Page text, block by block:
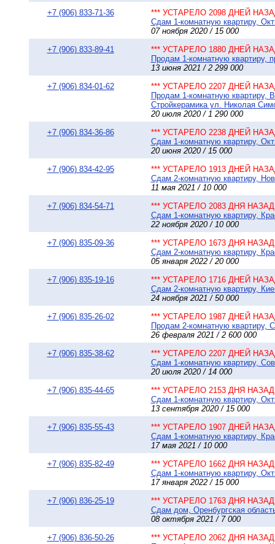
+7 (906) 833-71-36
*** УСТАРЕЛО 2098 ДНЕЙ
Сдам 1-комнатную квартиру,
07 ноября 2020 / 15 000
+7 (906) 833-89-41
*** УСТАРЕЛО 1880 ДНЕЙ
Продам 1-комнатную квартиру,
13 июня 2021 / 2 299 000
+7 (906) 834-01-62
*** УСТАРЕЛО 2207 ДНЕЙ
Продам 1-комнатную квартиру,
Стройкерамика ул. Николая
20 июля 2020 / 1 290 000
+7 (906) 834-36-86
*** УСТАРЕЛО 2238 ДНЕЙ
Сдам 1-комнатную квартиру,
20 июня 2020 / 15 000
+7 (906) 834-42-95
*** УСТАРЕЛО 1913 ДНЕЙ
Сдам 2-комнатную квартиру,
11 мая 2021 / 10 000
+7 (906) 834-54-71
*** УСТАРЕЛО 2083 ДНЯ НАЗАД
Сдам 1-комнатную квартиру,
22 ноября 2020 / 10 000
+7 (906) 835-09-36
*** УСТАРЕЛО 1673 ДНЯ НАЗАД
Сдам 2-комнатную квартиру,
05 января 2022 / 20 000
+7 (906) 835-19-16
*** УСТАРЕЛО 1716 ДНЕЙ
Сдам 2-комнатную квартиру,
24 ноября 2021 / 50 000
+7 (906) 835-26-02
*** УСТАРЕЛО 1987 ДНЕЙ
Продам 2-комнатную квартиру,
26 февраля 2021 / 2 600 000
+7 (906) 835-38-62
*** УСТАРЕЛО 2207 ДНЕЙ
Сдам 1-комнатную квартиру,
20 июля 2020 / 14 000
+7 (906) 835-44-65
*** УСТАРЕЛО 2153 ДНЯ НАЗАД
Сдам 1-комнатную квартиру,
13 сентября 2020 / 15 000
+7 (906) 835-55-43
*** УСТАРЕЛО 1907 ДНЕЙ
Сдам 1-комнатную квартиру,
17 мая 2021 / 10 000
+7 (906) 835-82-49
*** УСТАРЕЛО 1662 ДНЯ НАЗАД
Сдам 1-комнатную квартиру,
17 января 2022 / 15 000
+7 (906) 836-25-19
*** УСТАРЕЛО 1763 ДНЯ НАЗАД
Сдам дом, Оренбургская
08 октября 2021 / 7 000
+7 (906) 836-50-26
*** УСТАРЕЛО 2062 ДНЯ НАЗАД